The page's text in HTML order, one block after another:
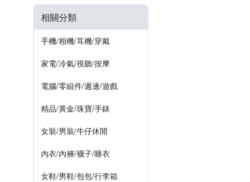
相關分類
手機/相機/耳機/穿戴
家電/冷氣/視聽/按摩
電腦/零組件/週邊/遊戲
精品/黃金/珠寶/手錶
女裝/男裝/牛仔休閒
內衣/內褲/襪子/睡衣
女鞋/男鞋/包包/行李箱